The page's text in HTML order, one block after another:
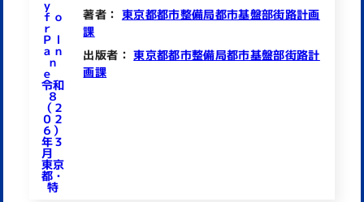
著者： 東京都都市整備局都市基盤部街路計画
課
出版者：東京都都市整備局都市基盤部街路計
画課